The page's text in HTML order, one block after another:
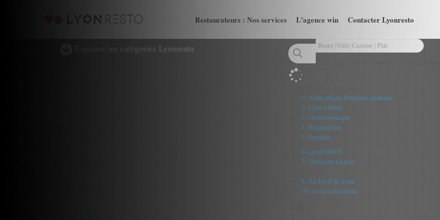
Restaurateurs : Nos services L'agence win Contacter Lyonresto
Explorer les catégories Lyonresto
1- Authentique bouchon lyonnais
2- Lyon 69006
3- Gastronomique
4- Romantique
5- Japonais
6- Lyon 69003
7- Terrasses à Lyon
9- Au bord de l'eau
10- ouvert dimanche